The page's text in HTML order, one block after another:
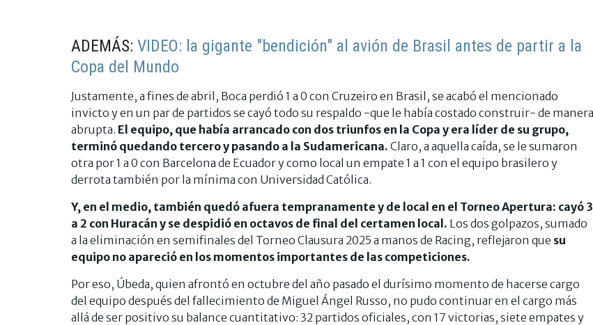
ADEMÁS: VIDEO: la gigante "bendición" al avión de Brasil antes de partir a la
Copa del Mundo
Justamente, a fines de abril, Boca perdió 1 a 0 con Cruzeiro en Brasil, se acabó el mencionado
invicto y en un par de partidos se cayó todo su respaldo -que le había costado construir- de manera
abrupta. El equipo, que había arrancado con dos triunfos en la Copa y era líder de su grupo,
terminó quedando tercero y pasando a la Sudamericana. Claro, a aquella caída, se le sumaron
otra por 1 a 0 con Barcelona de Ecuador y como local un empate 1 a 1 con el equipo brasilero y
derrota también por la mínima con Universidad Católica.
Y, en el medio, también quedó afuera tempranamente y de local en el Torneo Apertura: cayó 3
a 2 con Huracán y se despidió en octavos de final del certamen local. Los dos golpazos, sumado
a la eliminación en semifinales del Torneo Clausura 2025 a manos de Racing, reflejaron que su
equipo no apareció en los momentos importantes de las competiciones.
Por eso, Úbeda, quien afrontó en octubre del año pasado el durísimo momento de hacerse cargo
del equipo después del fallecimiento de Miguel Ángel Russo, no pudo continuar en el cargo más
allá de ser positivo su balance cuantitativo: 32 partidos oficiales, con 17 victorias, siete empates y